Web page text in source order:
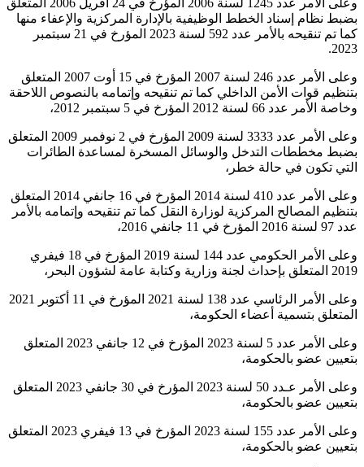
وعلى الأمر عدد 1245 لسنة 2006 المؤرخ في 24 أفريل 2006 المتعلق
بضبط نظام إسناد الخطط الوظيفية بالإدارة المركزية والإعفاء منها
كما تم تنقيحه بالأمر عدد 592 لسنة 2023 المؤرخ في 21 سبتمبر
2023.
وعلى الأمر عدد 246 لسنة 2007 المؤرخ في 15 أوت 2007 المتعلق
بتنظيم قوات الأمن الداخلي كما تم تنقيحه وإتمامه بالنصوص اللاحقة
وخاصة الأمر عدد 66 لسنة 2012 المؤرخ في 5 سبتمبر 2012،
وعلى الأمر عدد 3333 لسنة 2009 المؤرخ في 2 نوفمبر 2009 المتعلق
بضبط مخططات التدخل والوسائل المسخرة لمساعدة الطائرات
التي تكون في حالة خطر،
وعلى الأمر عدد 410 لسنة 2014 المؤرخ في 16 جانفي 2014 المتعلق
بتنظيم المصالح المركزية لوزارة النقل كما تم تنقيحه وإتمامه بالأمر
عدد 97 لسنة 2016 المؤرخ في 11 جانفي 2016،
وعلى الأمر الحكومي عدد 144 لسنة 2019 المؤرخ في 18 فيفري
2019 المتعلق بإحداث لجنة وزارية وكتابة عامة لشؤون البحر،
وعلى الأمر الرئاسي عدد 138 لسنة 2021 المؤرخ في 11 أكتوبر 2021
المتعلق بتسمية أعضاء الحكومة،
وعلى الأمر عدد 5 لسنة 2023 المؤرخ في 12 جانفي 2023 المتعلق
بتعيين عضو بالحكومة،
وعلى الأمر عـدد 50 لسنة 2023 المؤرخ في 30 جانفي 2023 المتعلق
بتعيين عضو بالحكومة،
وعلى الأمر عدد 155 لسنة 2023 المؤرخ في 13 فيفري 2023 المتعلق
بتعيين عضو بالحكومة،